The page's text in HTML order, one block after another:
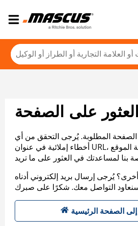
على الصفحة
الصفحة المطلوبة. يُرجى التحقق من أي
أخطاء إملائية في عنوان URL، أو عرض خريطة الموقع
يُرجى إرسال بريد إلكتروني أدناه
إلى الصفحة الرئيسية